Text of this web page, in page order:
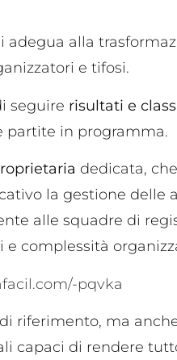
adegua alla
e tifosi.
seguire risultati e
partite in programma.
dedicata,
la gestione delle
alle squadre di
complessità
pqvka
riferimento, ma
capaci di rendere